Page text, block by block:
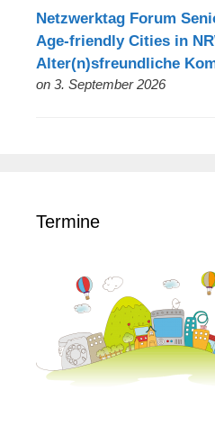
Netzwerktag Forum
Age-friendly Cities in
Alter(n)sfreundliche
on 3. September 2026
Termine